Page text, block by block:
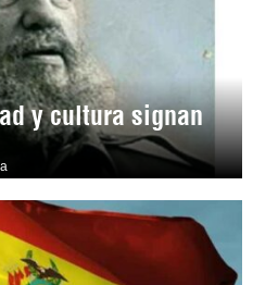
y cultura signan